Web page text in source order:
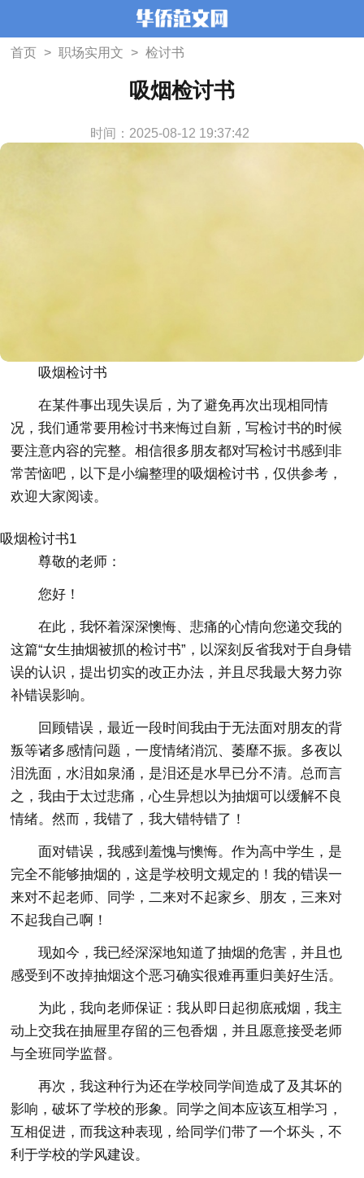
首页 > 职场实用文 > 检讨书
吸烟检讨书
时间：2025-08-12 19:37:42
吸烟检讨书
在某件事出现失误后，为了避免再次出现相同情
况，我们通常要用检讨书来悔过自新，写检讨书的时候
要注意内容的完整。相信很多朋友都对写检讨书感到非
常苦恼吧，以下是小编整理的吸烟检讨书，仅供参考，
欢迎大家阅读。
吸烟检讨书1
尊敬的老师：
您好！
在此，我怀着深深懊悔、悲痛的心情向您递交我的
这篇“女生抽烟被抓的检讨书”，以深刻反省我对于自身错
误的认识，提出切实的改正办法，并且尽我最大努力弥
补错误影响。
回顾错误，最近一段时间我由于无法面对朋友的背
叛等诸多感情问题，一度情绪消沉、萎靡不振。多夜以
泪洗面，水泪如泉涌，是泪还是水早已分不清。总而言
之，我由于太过悲痛，心生异想以为抽烟可以缓解不良
情绪。然而，我错了，我大错特错了！
面对错误，我感到羞愧与懊悔。作为高中学生，是
完全不能够抽烟的，这是学校明文规定的！我的错误一
来对不起老师、同学，二来对不起家乡、朋友，三来对
不起我自己啊！
现如今，我已经深深地知道了抽烟的危害，并且也
感受到不改掉抽烟这个恶习确实很难再重归美好生活。
为此，我向老师保证：我从即日起彻底戒烟，我主
动上交我在抽屉里存留的三包香烟，并且愿意接受老师
与全班同学监督。
再次，我这种行为还在学校同学间造成了及其坏的
影响，破坏了学校的形象。同学之间本应该互相学习，
互相促进，而我这种表现，给同学们带了一个坏头，不
利于学校的学风建设。